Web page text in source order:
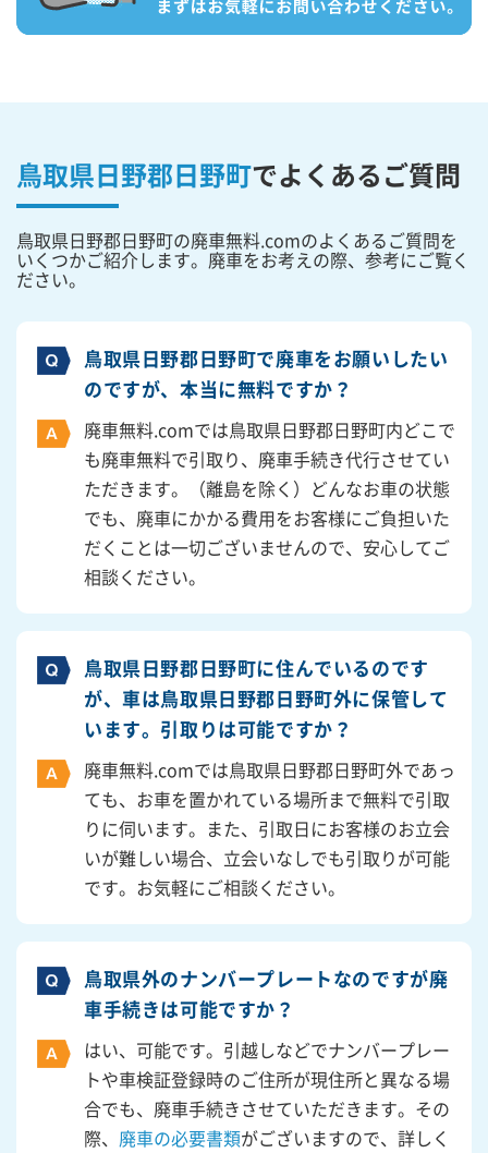
鳥取県日野郡日野町でよくあるご質問
鳥取県日野郡日野町の廃車無料.comのよくあるご質問を
いくつかご紹介します。廃車をお考えの際、参考にご覧く
ださい。
鳥取県日野郡日野町で廃車をお願いしたい
のですが、本当に無料ですか？
廃車無料.comでは鳥取県日野郡日野町内どこで
も廃車無料で引取り、廃車手続き代行させてい
ただきます。（離島を除く）どんなお車の状態
でも、廃車にかかる費用をお客様にご負担いた
だくことは一切ございませんので、安心してご
相談ください。
鳥取県日野郡日野町に住んでいるのです
が、車は鳥取県日野郡日野町外に保管して
います。引取りは可能ですか？
廃車無料.comでは鳥取県日野郡日野町外であっ
ても、お車を置かれている場所まで無料で引取
りに伺います。また、引取日にお客様のお立会
いが難しい場合、立会いなしでも引取りが可能
です。お気軽にご相談ください。
鳥取県外のナンバープレートなのですが廃
車手続きは可能ですか？
はい、可能です。引越しなどでナンバープレー
トや車検証登録時のご住所が現住所と異なる場
合でも、廃車手続きさせていただきます。その
際、 廃車の必要書類がございますので、詳しく